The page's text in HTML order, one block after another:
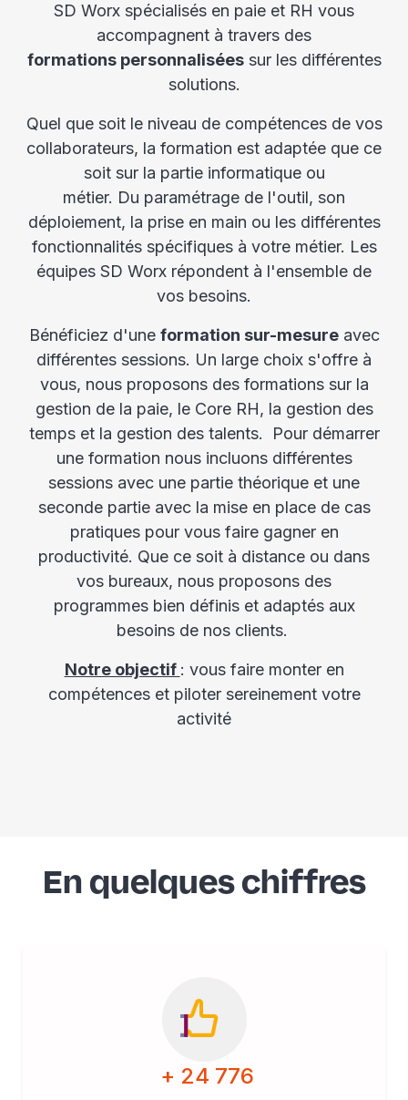
SD Worx spécialisés en paie et RH vous
accompagnent à travers des
formations personnaliséessur les différentes
solutions.​
Quel que soit le niveau de compétences de vos
collaborateurs, la formation est adaptée que ce
soit sur la partie informatique ou
métier. Du paramétrage de l'outil, son
déploiement, la prise en main ou les différentes
fonctionnalités spécifiques à votre métier. Les
équipes SD Worx répondent à l'ensemble de
vos besoins.​
Bénéficiez d'une formation sur-mesureavec
différentes sessions. Un large choix s'offre à
vous, nous proposons des formations sur la
gestion de la paie, le Core RH, la gestion des
temps et la gestion des talents. Pour démarrer
une formation nous incluons différentes
sessions avec une partie théorique et une
seconde partie avec la mise en place de cas
pratiques pour vous faire gagner en
productivité. Que ce soit à distance ou dans
vos bureaux, nous proposons des
programmes bien définis et adaptés aux
besoins de nos clients. ​
Notre objectif : vous faire monter en
compétences et piloter sereinement votre
activité​
En quelques chiffres
+ 24 776